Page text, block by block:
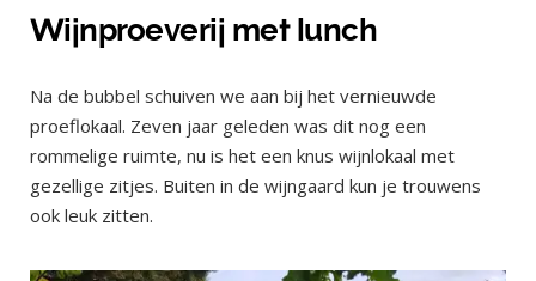
Wijnproeverij met lunch
Na de bubbel schuiven we aan bij het vernieuwde
proeflokaal. Zeven jaar geleden was dit nog een
rommelige ruimte, nu is het een knus wijnlokaal met
gezellige zitjes. Buiten in de wijngaard kun je trouwens
ook leuk zitten.